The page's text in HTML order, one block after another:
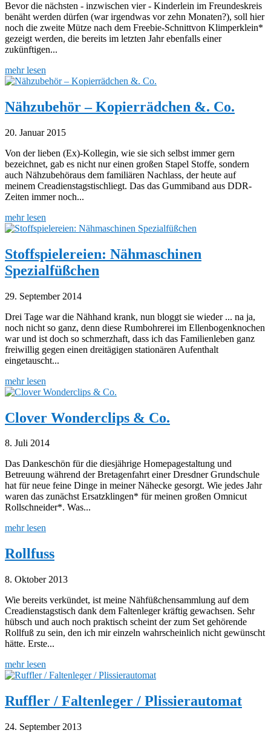
Bevor die nächsten - inzwischen vier - Kinderlein im Freundeskreis
benäht werden dürfen (war irgendwas vor zehn Monaten?), soll hier
noch die zweite Mütze nach dem Freebie-Schnittvon Klimperklein*
gezeigt werden, die bereits im letzten Jahr ebenfalls einer
zukünftigen...
mehr lesen
Nähzubehör – Kopierrädchen &. Co.
20. Januar 2015
Von der lieben (Ex)-Kollegin, wie sie sich selbst immer gern
bezeichnet, gab es nicht nur einen großen Stapel Stoffe, sondern
auch Nähzubehöraus dem familiären Nachlass, der heute auf
meinem Creadienstagstischliegt. Das das Gummiband aus DDR-
Zeiten immer noch...
mehr lesen
Stoffspielereien: Nähmaschinen
Spezialfüßchen
29. September 2014
Drei Tage war die Nähhand krank, nun bloggt sie wieder ... na ja,
noch nicht so ganz, denn diese Rumbohrerei im Ellenbogenknochen
war und ist doch so schmerzhaft, dass ich das Familienleben ganz
freiwillig gegen einen dreitägigen stationären Aufenthalt
eingetauscht...
mehr lesen
Clover Wonderclips & Co.
8. Juli 2014
Das Dankeschön für die diesjährige Homepagestaltung und
Betreuung während der Bretagenfahrt einer Dresdner Grundschule
hat für neue feine Dinge in meiner Nähecke gesorgt. Wie jedes Jahr
waren das zunächst Ersatzklingen* für meinen großen Omnicut
Rollschneider*. Was...
mehr lesen
Rollfuss
8. Oktober 2013
Wie bereits verkündet, ist meine Nähfüßchensammlung auf dem
Creadienstagstisch dank dem Faltenleger kräftig gewachsen. Sehr
hübsch und auch noch praktisch scheint der zum Set gehörende
Rollfuß zu sein, den ich mir einzeln wahrscheinlich nicht gewünscht
hätte. Erste...
mehr lesen
Ruffler / Faltenleger / Plissierautomat
24. September 2013